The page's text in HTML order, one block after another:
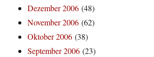
Dezember 2006 (48)
November 2006 (62)
Oktober 2006 (38)
September 2006 (23)